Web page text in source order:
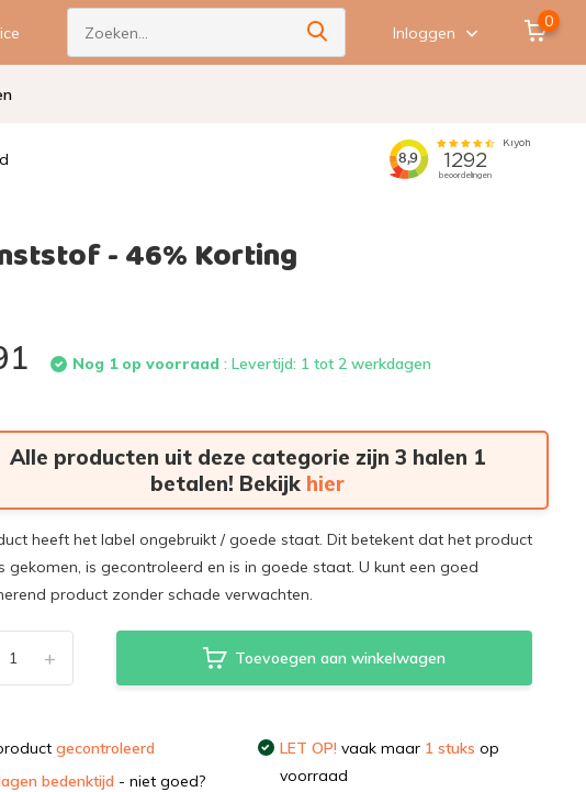
Inloggen
0
- 46% Korting
Nog 1 op voorraad: Levertijd: 1 tot 2 werkdagen
Alle producten uit deze categorie zijn 3 halen 1
betalen! Bekijk hier
heeft het label ongebruikt / goede staat. Dit betekent dat het product
gekomen, is gecontroleerd en is in goede staat. U kunt een goed
product zonder schade verwachten.
+ Toevoegen aan winkelwagen
gecontroleerd
bedenktijd - niet goed?
LET OP!vaak maar 1 stuks op
voorraad